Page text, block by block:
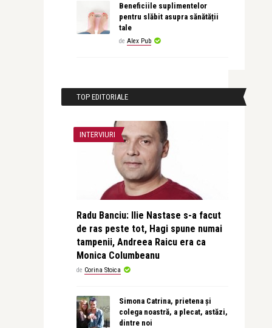
Beneficiile suplimentelor
pentru slăbit asupra sănătății
tale
de Alex Pub
TOP EDITORIALE
INTERVIURI
Radu Banciu: Ilie Nastase s-a facut
de ras peste tot, Hagi spune numai
tampenii, Andreea Raicu era ca
Monica Columbeanu
de Corina Stoica
Simona Catrina, prietena și
colega noastră, a plecat, astăzi,
dintre noi